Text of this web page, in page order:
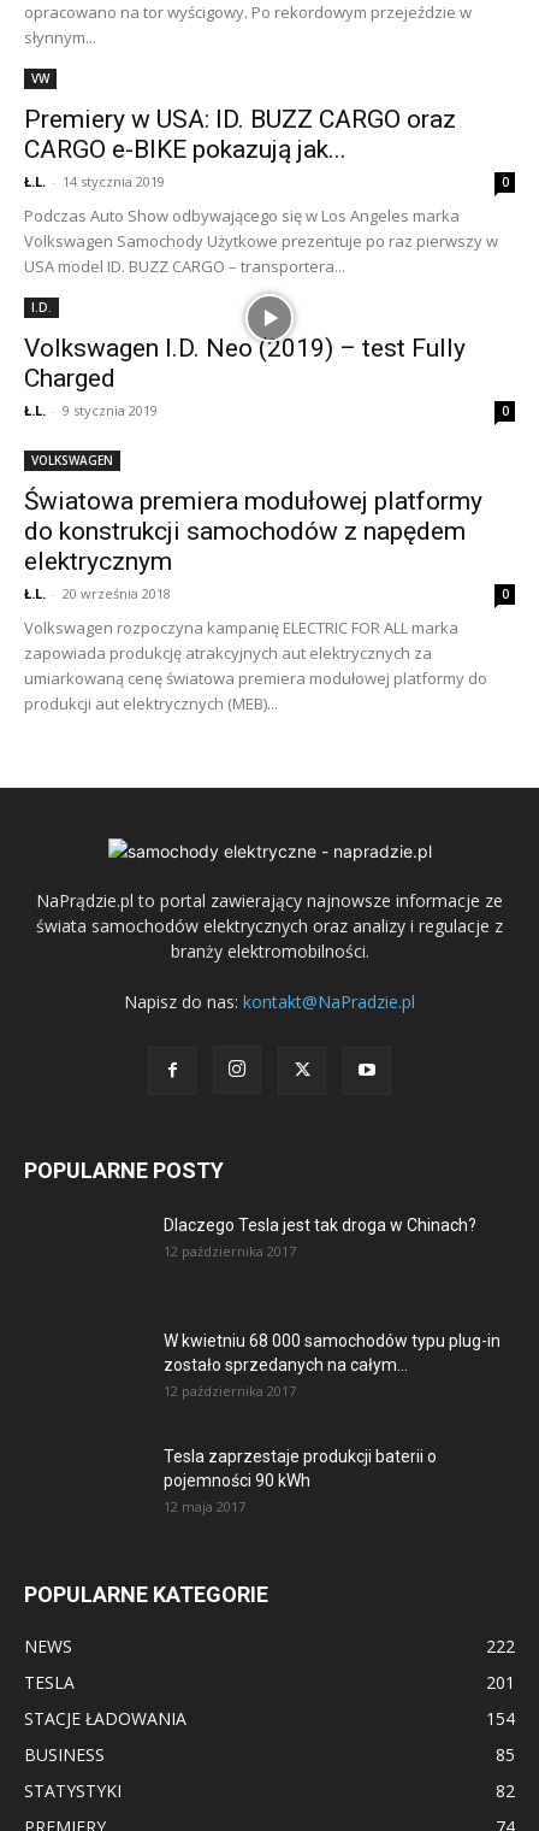
opracowano na tor wyścigowy. Po rekordowym przejeździe w
słynnym...
VW
Premiery w USA: ID. BUZZ CARGO oraz
CARGO e-BIKE pokazują jak...
Ł.L. - 14 stycznia 2019 0
Podczas Auto Show odbywającego się w Los Angeles marka
Volkswagen Samochody Użytkowe prezentuje po raz pierwszy w
USA model ID. BUZZ CARGO – transportera...
I.D.
Volkswagen I.D. Neo (2019) – test Fully
Charged
Ł.L. - 9 stycznia 2019 0
VOLKSWAGEN
Światowa premiera modułowej platformy
do konstrukcji samochodów z napędem
elektrycznym
Ł.L. - 20 września 2018 0
Volkswagen rozpoczyna kampanię ELECTRIC FOR ALL marka
zapowiada produkcję atrakcyjnych aut elektrycznych za
umiarkowaną cenę światowa premiera modułowej platformy do
produkcji aut elektrycznych (MEB)...
NaPrądzie.pl to portal zawierający najnowsze informacje ze
świata samochodów elektrycznych oraz analizy i regulacje z
branży elektromobilności.
Napisz do nas: kontakt@NaPradzie.pl
POPULARNE POSTY
Dlaczego Tesla jest tak droga w Chinach?
12 października 2017
W kwietniu 68 000 samochodów typu plug-in
zostało sprzedanych na całym...
12 października 2017
Tesla zaprzestaje produkcji baterii o
pojemności 90 kWh
12 maja 2017
POPULARNE KATEGORIE
NEWS
222
TESLA
201
STACJE ŁADOWANIA
154
BUSINESS
85
STATYSTYKI
82